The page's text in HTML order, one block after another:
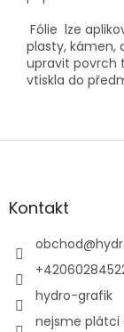
Fólie lze
plasty, kámen,
upravit povrch
vtiskla do
Z
aKontakt
obchod@
hydro-grafik
nejsme plátci